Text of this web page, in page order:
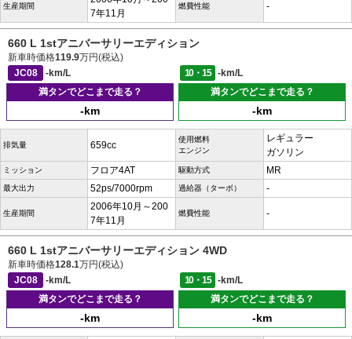
生産期間
7年11月
燃費性能 -
660 L 1stアニバーサリーエディション
新車時価格119.9万円(税込)
JC08
-km/L 10・15
-km/L
満タンでどこまで走る？
-km
満タンでどこまで走る？
-km
排気量 659cc
使用燃料
エンジン
レギュラー
ガソリン
ミッション フロア4AT 駆動方式 MR
最大出力 52ps/7000rpm 過給器（ターボ） -
生産期間
2006年10月～200
7年11月
燃費性能 -
660 L 1stアニバーサリーエディション 4WD
新車時価格128.1万円(税込)
JC08
-km/L 10・15
-km/L
満タンでどこまで走る？
-km
満タンでどこまで走る？
-km